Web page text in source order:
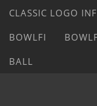
CLASSIC LOGO
BOWLFI
BALL